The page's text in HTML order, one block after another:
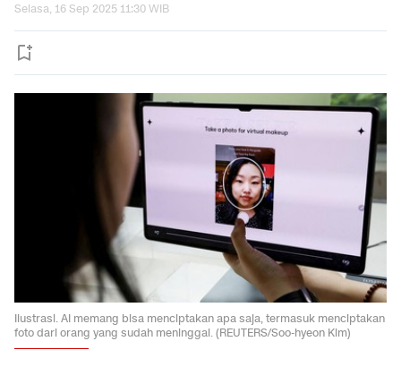
Selasa, 16 Sep 2025 11:30 WIB
Ilustrasi. AI memang bisa menciptakan apa saja, termasuk menciptakan
foto dari orang yang sudah meninggal. (REUTERS/Soo-hyeon Kim)